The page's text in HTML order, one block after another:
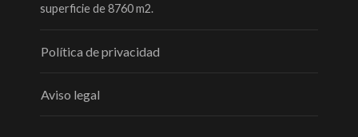
superficie de 8760 m2.
Política de privacidad
Aviso legal